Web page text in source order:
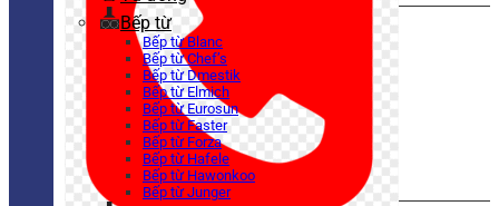
Bếp từ
Bếp từ Blanc
Bếp từ Chef’s
Bếp từ Dmestik
Bếp từ Elmich
Bếp từ Eurosun
Bếp từ Faster
Bếp từ Forza
Bếp từ Hafele
Bếp từ Hawonkoo
Bếp từ Junger